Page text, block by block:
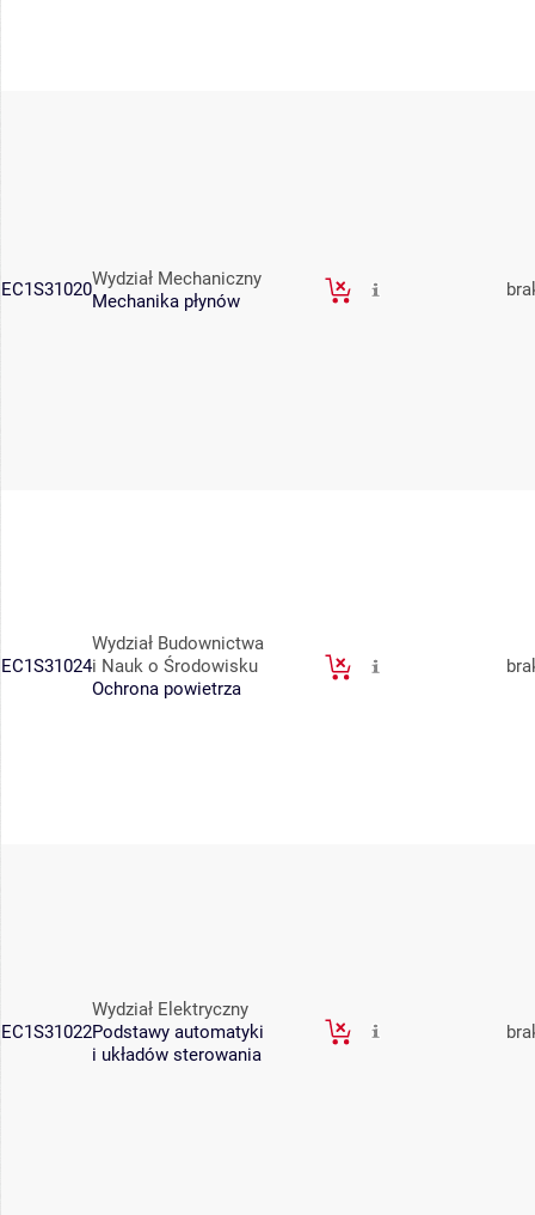
EC1S31020Wydział Mechaniczny
Mechanika płynów
EC1S31024
Wydział Budownictwa
i Nauk o Środowisku
Ochrona powietrza
EC1S31022
Wydział Elektryczny
Podstawy automatyki
i układów sterowania